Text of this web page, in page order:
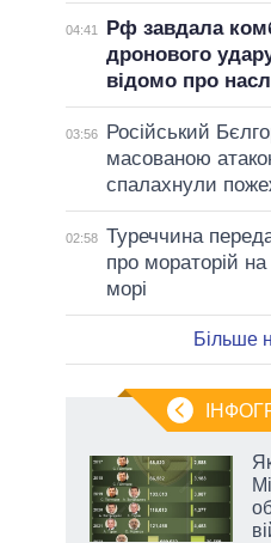
04:41
Рф завдала
дронового
відомо про
03:56
Російський
масованою
спалахнули
02:58 Туреччина
про мораторій
морі
Більше